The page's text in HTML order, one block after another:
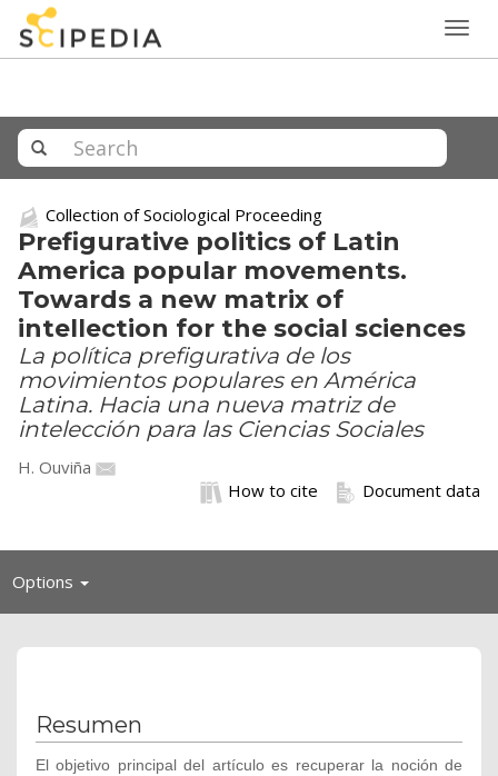
Collection of Sociological Proceeding
Prefigurative politics of Latin
America popular movements.
Towards a new matrix of
intellection for the social sciences
La política prefigurativa de los
movimientos populares en América
Latina. Hacia una nueva matriz de
intelección para las Ciencias Sociales
H. Ouviña
Document data
How to cite
Options Toggle
Resumen
El objetivo principal del artículo es recuperar la noción de